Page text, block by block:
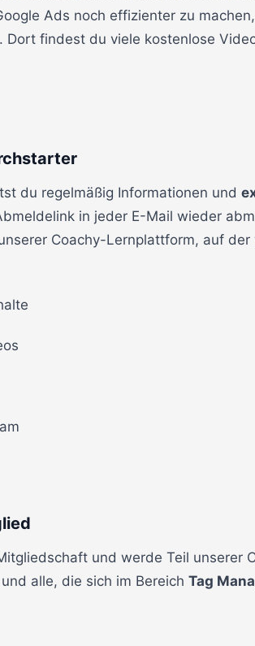
Ads noch effizienter zu
Dort findest du viele kostenlose
du regelmäßig Informationen und
in jeder E-Mail wieder
Coachy-Lernplattform, auf
und werde Teil unserer
und alle, die sich im Bereich Tag